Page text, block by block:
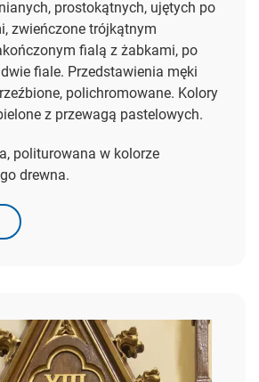
prostokątnych, ujętych po
zwieńczone trójkątnym
fialą z żabkami, po
fiale. Przedstawienia męki
polichromowane. Kolory
z przewagą pastelowych.
politurowana w kolorze
drewna.